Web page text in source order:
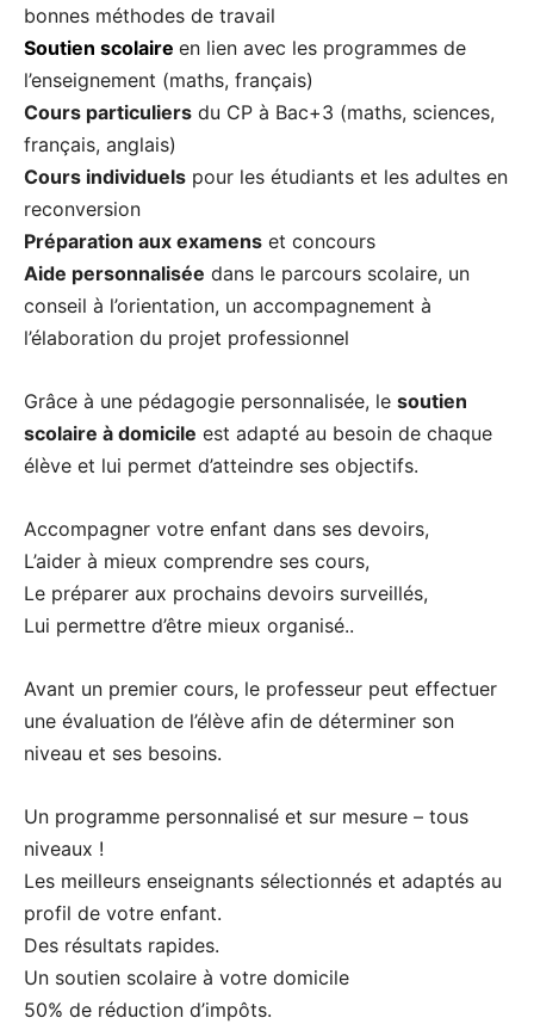
bonnes méthodes de travail
Soutien scolaire en lien avec les programmes de
l’enseignement (maths, français)
Cours particuliers du CP à Bac+3 (maths, sciences,
français, anglais)
Cours individuels pour les étudiants et les adultes en
reconversion
Préparation aux examens et concours
Aide personnalisée dans le parcours scolaire, un
conseil à l’orientation, un accompagnement à
l’élaboration du projet professionnel
Grâce à une pédagogie personnalisée, le soutien
scolaire à domicile est adapté au besoin de chaque
élève et lui permet d’atteindre ses objectifs.
Accompagner votre enfant dans ses devoirs,
L’aider à mieux comprendre ses cours,
Le préparer aux prochains devoirs surveillés,
Lui permettre d’être mieux organisé..
Avant un premier cours, le professeur peut effectuer
une évaluation de l’élève afin de déterminer son
niveau et ses besoins.
Un programme personnalisé et sur mesure – tous
niveaux !
Les meilleurs enseignants sélectionnés et adaptés au
profil de votre enfant.
Des résultats rapides.
Un soutien scolaire à votre domicile
50% de réduction d’impôts.